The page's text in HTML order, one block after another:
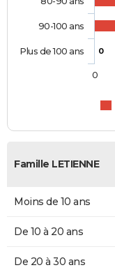
0
90-100 ans
Plus de 100 ans
0
Famille LETIENNE
Moins de 10 ans
De 10 à 20 ans
De 20 à 30 ans